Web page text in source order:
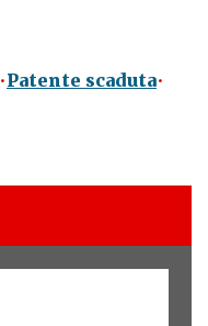
Patente scaduta